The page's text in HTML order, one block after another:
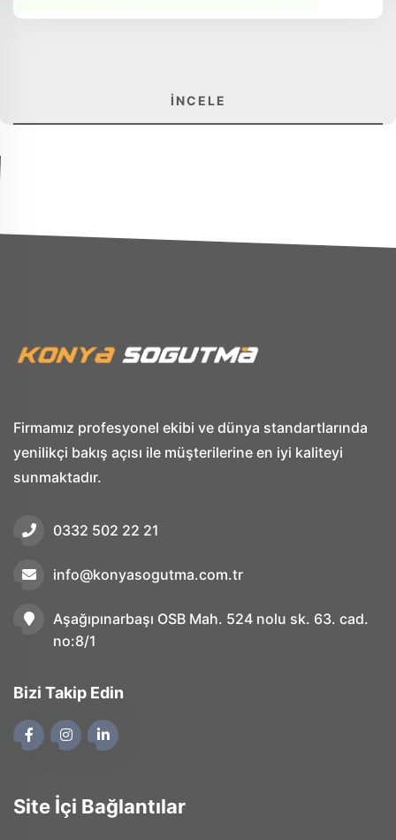
İNCELE
Firmamız profesyonel ekibi ve dünya standartlarında
yenilikçi bakış açısı ile müşterilerine en iyi kaliteyi
sunmaktadır.
0332 502 22 21
info@konyasogutma.com.tr
Aşağıpınarbaşı OSB Mah. 524 nolu sk. 63. cad.
no:8/1
Bizi Takip Edin
Site İçi Bağlantılar